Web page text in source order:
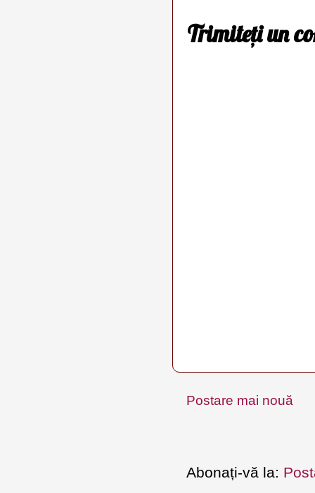
Trimiteți un
Postare mai nouă
Abonați-vă la: